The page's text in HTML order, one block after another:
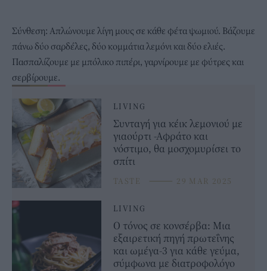
Σύνθεση: Απλώνουμε λίγη μους σε κάθε φέτα ψωμιού. Βάζουμε
πάνω δύο σαρδέλες, δύο κομμάτια λεμόνι και δύο ελιές.
Πασπαλίζουμε με μπόλικο πιπέρι, γαρνίρουμε με φύτρες και
σερβίρουμε.
LIVING
Συνταγή για κέικ λεμονιού με
γιαούρτι -Αφράτο και
νόστιμο, θα μοσχομυρίσει το
σπίτι
TASTE ⸻ 29 MAR 2025
LIVING
Ο τόνος σε κονσέρβα: Μια
εξαιρετική πηγή πρωτεΐνης
και ωμέγα-3 για κάθε γεύμα,
σύμφωνα με διατροφολόγο